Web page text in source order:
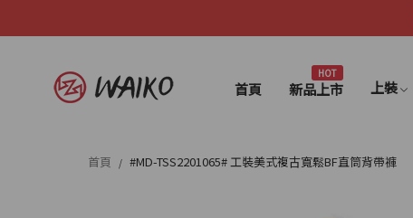
首頁 新品上市
HOT
上裝
首頁 / #MD-TSS2201065# 工裝美式複古寬鬆BF直筒背帶褲